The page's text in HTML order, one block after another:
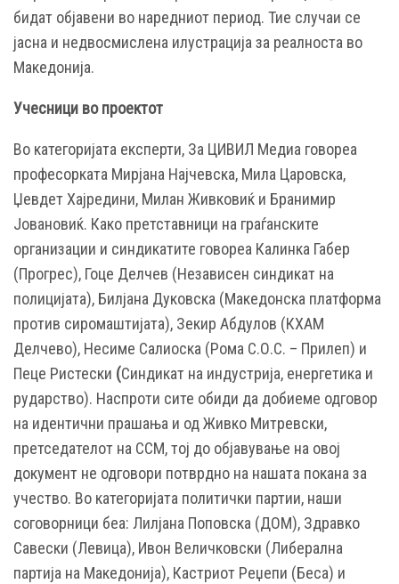
бидат објавени во наредниот период. Тие случаи се
јасна и недвосмислена илустрација за реалноста во
Македонија.
Учесници во проектот
Во категоријата експерти, За ЦИВИЛ Медиа говореа
професорката Мирјана Најчевска, Мила Царовска,
Џевдет Хајредини, Милан Живковиќ и Бранимир
Јовановиќ. Како претставници на граѓанските
организации и синдикатите говореа Калинка Габер
(Прогрес), Гоце Делчев (Независен синдикат на
полицијата), Билјана Дуковска (Македонска платформа
против сиромаштијата), Зекир Абдулов (КХАМ
Делчево), Несиме Салиоска (Рома С.О.С. – Прилеп) и
Пеце Ристески (Синдикат на индустрија, енергетика и
рударство). Наспроти сите обиди да добиеме одговор
на идентични прашања и од Живко Митревски,
претседателот на ССМ, тој до објавување на овој
документ не одговори потврдно на нашата покана за
учество. Во категоријата политички партии, наши
соговорници беа: Лилјана Поповска (ДОМ), Здравко
Савески (Левица), Ивон Величковски (Либерална
партија на Македонија), Кастриот Реџепи (Беса) и